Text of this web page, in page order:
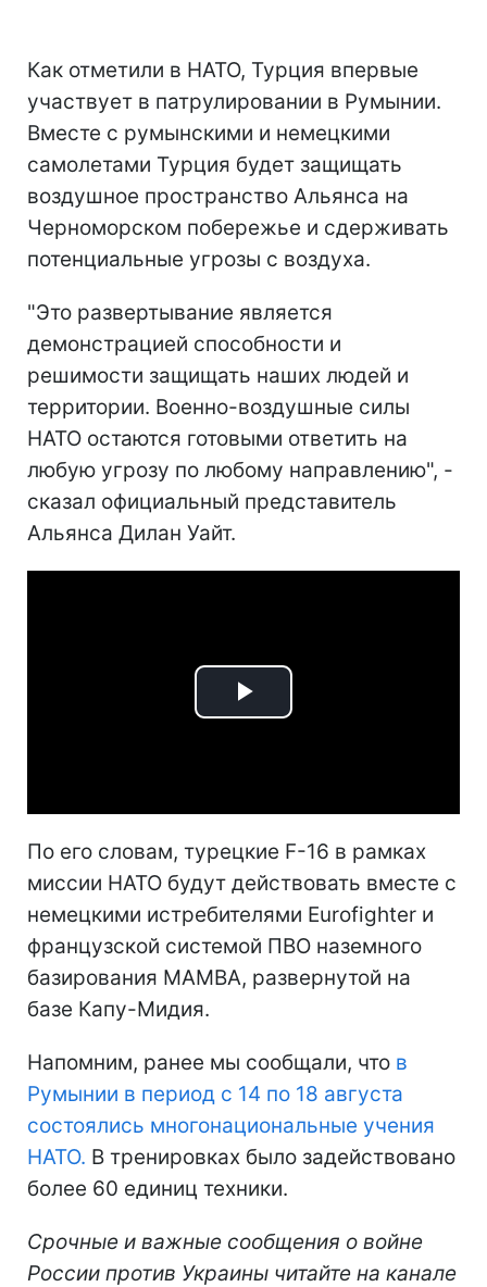
Как отметили в НАТО, Турция впервые
участвует в патрулировании в Румынии.
Вместе с румынскими и немецкими
самолетами Турция будет защищать
воздушное пространство Альянса на
Черноморском побережье и сдерживать
потенциальные угрозы с воздуха.
"Это развертывание является
демонстрацией способности и
решимости защищать наших людей и
территории. Военно-воздушные силы
НАТО остаются готовыми ответить на
любую угрозу по любому направлению", -
сказал официальный представитель
Альянса Дилан Уайт.
Play
По его словам, турецкие F-16 в рамках
миссии НАТО будут действовать вместе с
немецкими истребителями Eurofighter и
французской системой ПВО наземного
базирования MAMBA, развернутой на
базе Капу-Мидия.
Напомним, ранее мы сообщали, что в
Румынии в период с 14 по 18 августа
состоялись многонациональные учения
НАТО. В тренировках было задействовано
более 60 единиц техники.
Срочные и важные сообщения о войне
России против Украины читайте на канале